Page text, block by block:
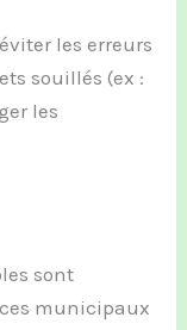
les erreurs
souillés (ex :
les
sont
municipaux